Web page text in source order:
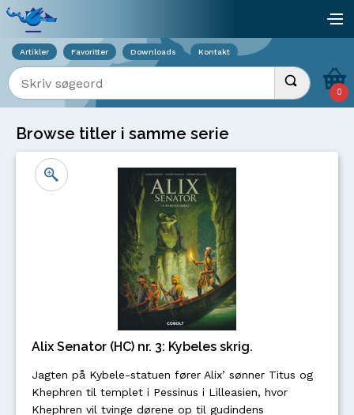
Artikler Favoritter Downloads Kontakt
Indtast søgeord Udfør søgning
0
Browse titler i samme serie
Alix Senator (HC) nr. 3: Kybeles skrig.
Jagten på Kybele-statuen fører Alix’ sønner Titus og
Khephren til templet i Pessinus i Lilleasien, hvor
Khephren vil tvinge dørene op til gudindens
Viser overlay for indkøbskurv